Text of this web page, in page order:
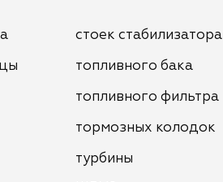
стоек стабилизатора
топливного бака
топливного фильтра
тормозных колодок
турбины